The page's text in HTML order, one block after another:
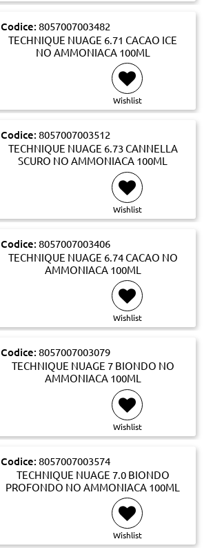
Codice: 8057007003482
TECHNIQUE NUAGE 6.71 CACAO ICE
NO AMMONIACA 100ML
Wishlist
Codice: 8057007003512
TECHNIQUE NUAGE 6.73 CANNELLA
SCURO NO AMMONIACA 100ML
Wishlist
Codice: 8057007003406
TECHNIQUE NUAGE 6.74 CACAO NO
AMMONIACA 100ML
Wishlist
Codice: 8057007003079
TECHNIQUE NUAGE 7 BIONDO NO
AMMONIACA 100ML
Wishlist
Codice: 8057007003574
TECHNIQUE NUAGE 7.0 BIONDO
PROFONDO NO AMMONIACA 100ML
Wishlist